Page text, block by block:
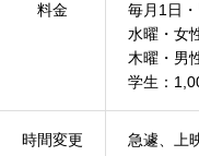
料金
毎月1日
水曜・女
木曜・男
学生：
時間変更 急遽、上